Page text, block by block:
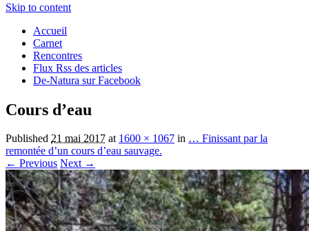
Skip to content
Accueil
Carnet
Rencontres
Flux Rss des articles
De-Natura sur Facebook
Cours d’eau
Published 21 mai 2017 at 1600 × 1067 in … Finissant par la
remontée d’un cours d’eau sauvage.
← Previous Next →